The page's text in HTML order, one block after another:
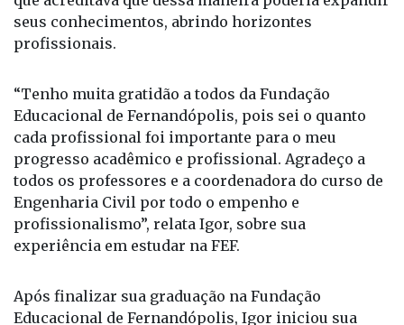
morar fora sempre esteve em seus pensamentos, já
que acreditava que dessa maneira poderia expandir
seus conhecimentos, abrindo horizontes
“Tenho muita gratidão a todos da Fundação
Educacional de Fernandópolis, pois sei o quanto
cada profissional foi importante para o meu
progresso acadêmico e profissional. Agradeço a
todos os professores e a coordenadora do curso de
Engenharia Civil por todo o empenho e
profissionalismo”, relata Igor, sobre sua